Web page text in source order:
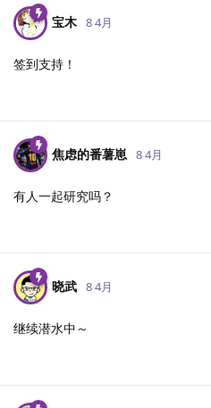
宝木 8 4月
签到支持！
焦虑的番薯崽 8 4月
有人一起研究吗？
晓武 8 4月
继续潜水中～